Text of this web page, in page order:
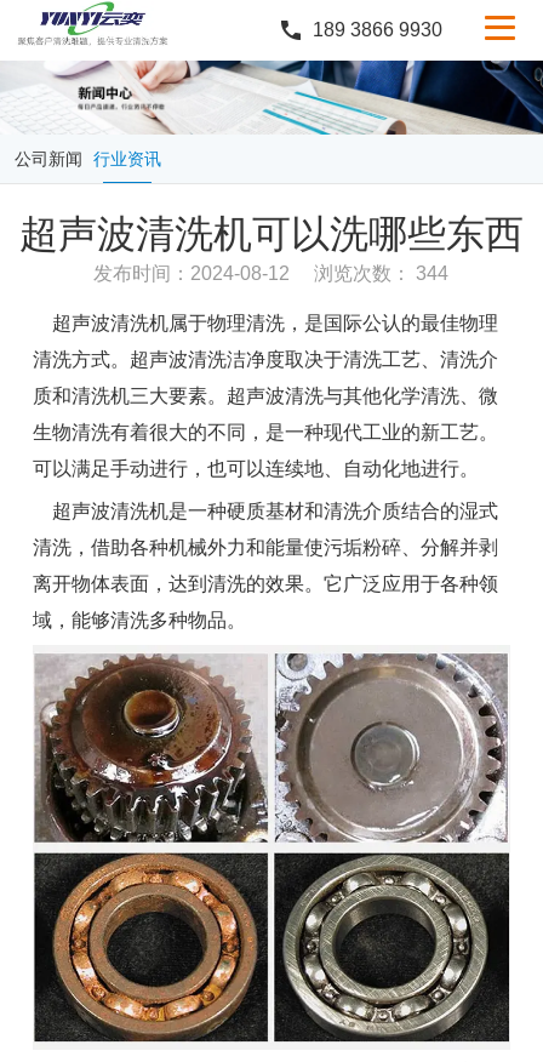
产品中心
行业案例
服务与支持
定制服务
新闻中心
关于云奕
189 3866 9930
公司新闻 行业资讯
超声波清洗机可以洗哪些东西
发布时间：2024-08-12 浏览次数： 344
超声波清洗机属于物理清洗，是国际公认的最佳物理
清洗方式。超声波清洗洁净度取决于清洗工艺、清洗介
质和清洗机三大要素。超声波清洗与其他化学清洗、微
生物清洗有着很大的不同，是一种现代工业的新工艺。
可以满足手动进行，也可以连续地、自动化地进行。
超声波清洗机是一种硬质基材和清洗介质结合的湿式
清洗，借助各种机械外力和能量使污垢粉碎、分解并剥
离开物体表面，达到清洗的效果。它广泛应用于各种领
域，能够清洗多种物品。